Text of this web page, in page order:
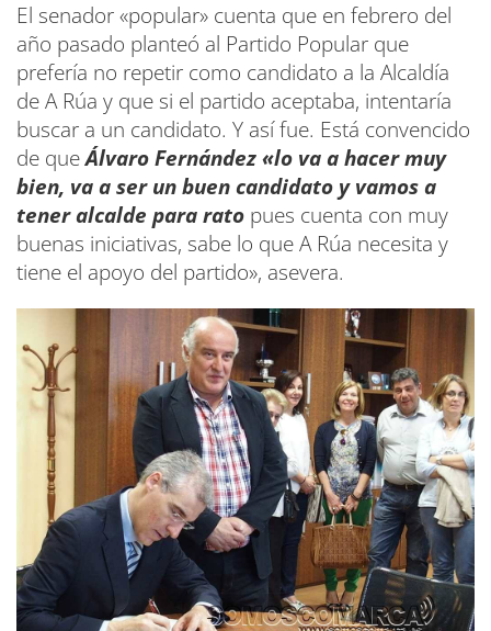
El senador «popular» cuenta que en febrero del
año pasado planteó al Partido Popular que
prefería no repetir como candidato a la Alcaldía
de A Rúa y que si el partido aceptaba, intentaría
buscar a un candidato. Y así fue. Está convencido
de queÁlvaro Fernández «lo va a hacer muy
bien, va a ser un buen candidato y vamos a
tener alcalde para rato pues cuenta con muy
buenas iniciativas, sabe lo que A Rúa necesita y
tiene el apoyo del partido», asevera.